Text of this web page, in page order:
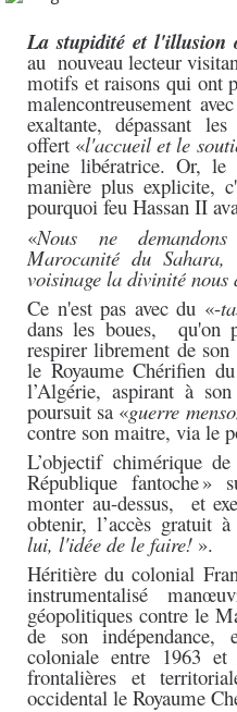
Un
La stupidité et l'illusion
au nouveau lecteur
motifs et raisons qui ont
malencontreusement
exaltante, dépassant
offert «l'accueil et le
peine libératrice. Or,
manière plus explicite,
pourquoi feu Hassan II
«Nous ne
Marocanité du
voisinage la divinité nous
Ce n'est pas avec du «-
dans les boues, qu'on
respirer librement de
le Royaume Chérifien
l’Algérie, aspirant à
poursuit sa «guerre
contre son maitre, via le
L’objectif chimérique
République fantoche»
monter au-dessus, et
obtenir, l’accès gratuit
lui, l'idée de le faire! ».
Héritière du colonial
instrumentalisé
géopolitiques contre le
de son indépendance,
coloniale entre 1963 et
frontalières et
occidental le Royaume